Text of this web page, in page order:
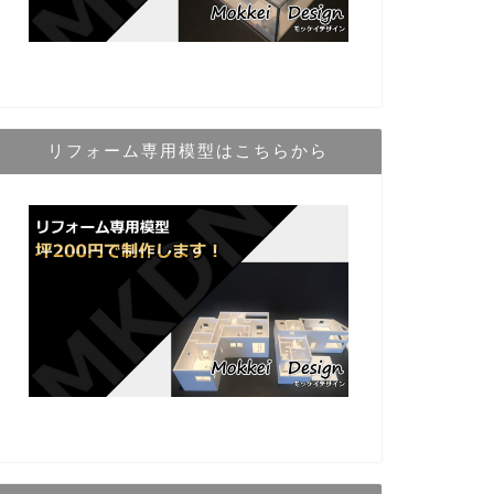
リフォーム専用模型はこちらから